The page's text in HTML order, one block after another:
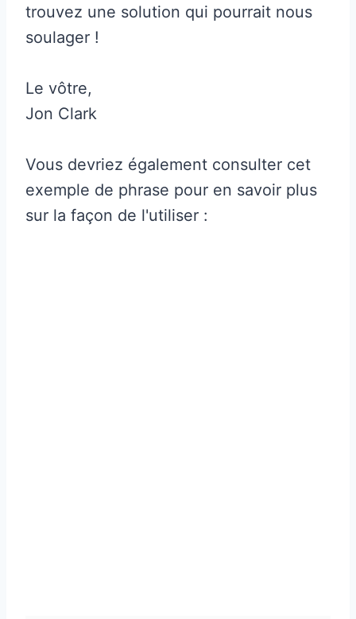
trouvez une solution qui pourrait nous
soulager !
Le vôtre,
Jon Clark
Vous devriez également consulter cet
exemple de phrase pour en savoir plus
sur la façon de l'utiliser :